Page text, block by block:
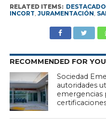
RELATED ITEMS: DESTACADO
INCORT, JURAMENTACIÓN,
RECOMMENDED FOR YOU
Sociedad
autoridades
emergencias